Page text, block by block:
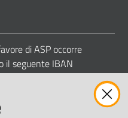
di ASP occorre
il seguente IBAN
AREA NORD